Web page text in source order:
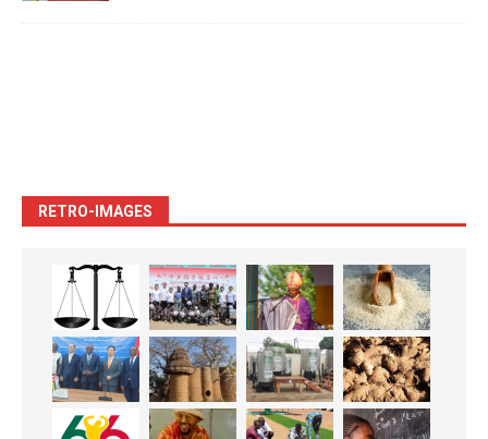
RETRO-IMAGES